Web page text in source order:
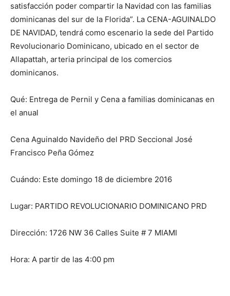
satisfacción poder compartir la Navidad con las familias
dominicanas del sur de la Florida”. La CENA-AGUINALDO
DE NAVIDAD, tendrá como escenario la sede del Partido
Revolucionario Dominicano, ubicado en el sector de
Allapattah, arteria principal de los comercios
dominicanos.
Qué: Entrega de Pernil y Cena a familias dominicanas en
el anual
Cena Aguinaldo Navideño del PRD Seccional José
Francisco Peña Gómez
Cuándo: Este domingo 18 de diciembre 2016
Lugar: PARTIDO REVOLUCIONARIO DOMINICANO PRD
Dirección: 1726 NW 36 Calles Suite # 7 MIAMI
Hora: A partir de las 4:00 pm